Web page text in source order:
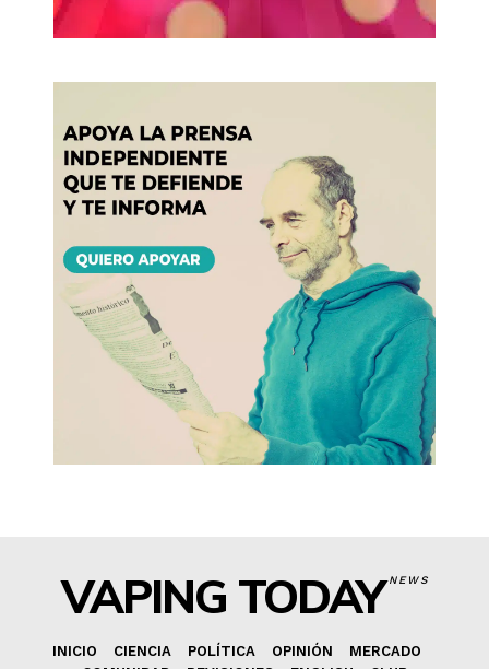
VAPING TODAYNEWS
INICIO CIENCIA POLÍTICA OPINIÓN
MERCADO